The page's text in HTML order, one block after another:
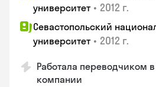
университет • 2012 г.
Севастопольский
университет • 2012 г.
Работала переводчиком
компании